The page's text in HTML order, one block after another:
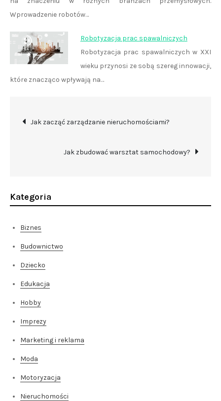
Wprowadzenie robotów…
Robotyzacja prac spawalniczych
Robotyzacja prac spawalniczych w XXI
wieku przynosi ze sobą szereg innowacji,
które znacząco wpływają na…
Nawigacja
wpisu
Jak zacząć zarządzanie nieruchomościami?
Jak zbudować warsztat samochodowy?
Kategoria
Biznes
Budownictwo
Dziecko
Edukacja
Hobby
Imprezy
Marketing i reklama
Moda
Motoryzacja
Nieruchomości